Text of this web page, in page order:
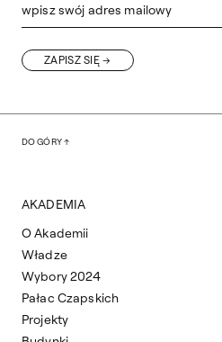
wpisz swój adres mailowy
ZAPISZ SIĘ
DO GÓRY
AKADEMIA
O Akademii
Władze
Wybory 2024
Pałac Czapskich
Projekty